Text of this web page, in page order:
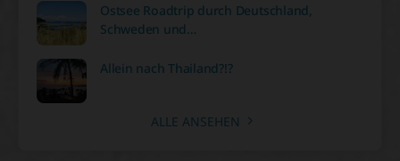
Ostsee Roadtrip durch Deutschland,
Schweden und…
Allein nach Thailand?!?
ALLE ANSEHEN